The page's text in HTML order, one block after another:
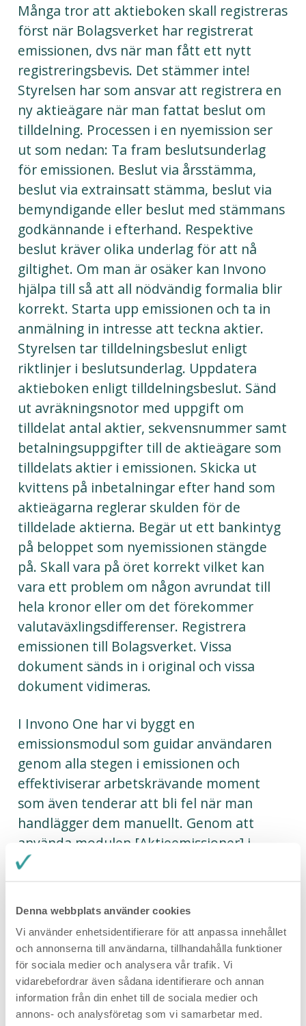
Denna webbplats använder cookies
Vi använder enhetsidentifierare för att anpassa innehållet
och annonserna till användarna, tillhandahålla funktioner
för sociala medier och analysera vår trafik. Vi
vidarebefordrar även sådana identifierare och annan
information från din enhet till de sociala medier och
annons- och analysföretag som vi samarbetar med.
Många tror att aktieboken skall registreras
först när Bolagsverket har registrerat
emissionen, dvs när man fått ett nytt
registreringsbevis. Det stämmer inte!
Styrelsen har som ansvar att registrera en
ny aktieägare när man fattat beslut om
tilldelning. Processen i en nyemission ser
ut som nedan: Ta fram beslutsunderlag
för emissionen. Beslut via årsstämma,
beslut via extrainsatt stämma, beslut via
bemyndigande eller beslut med stämmans
godkännande i efterhand. Respektive
beslut kräver olika underlag för att nå
giltighet. Om man är osäker kan Invono
hjälpa till så att all nödvändig formalia blir
korrekt. Starta upp emissionen och ta in
anmälning in intresse att teckna aktier.
Styrelsen tar tilldelningsbeslut enligt
riktlinjer i beslutsunderlag. Uppdatera
aktieboken enligt tilldelningsbeslut. Sänd
ut avräkningsnotor med uppgift om
tilldelat antal aktier, sekvensnummer samt
betalningsuppgifter till de aktieägare som
tilldelats aktier i emissionen. Skicka ut
kvittens på inbetalningar efter hand som
aktieägarna reglerar skulden för de
tilldelade aktierna. Begär ut ett bankintyg
på beloppet som nyemissionen stängde
på. Skall vara på öret korrekt vilket kan
vara ett problem om någon avrundat till
hela kronor eller om det förekommer
valutaväxlingsdifferenser. Registrera
emissionen till Bolagsverket. Vissa
dokument sänds in i original och vissa
dokument vidimeras.
I Invono One har vi byggt en
emissionsmodul som guidar användaren
genom alla stegen i emissionen och
effektiviserar arbetskrävande moment
som även tenderar att bli fel när man
handlägger dem manuellt. Genom att
använda modulen [Aktieemissioner] i
Invono One kan du känna trygghet i att
för investerare att teckna aktier digitalt
med en mer professionell framtoning från
ert företag.Läs mer hos Invono.
Vilken formalia behövs
för att starta en